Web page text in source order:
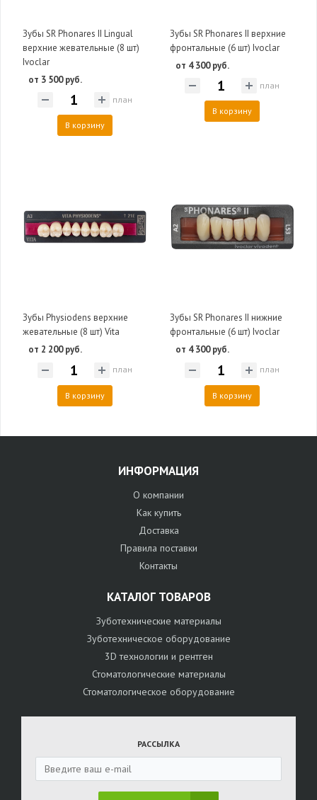
Зубы SR Phonares II Lingual
верхние жевательные (8 шт)
Ivoclar
от 3 500 руб.
план
В корзину
Зубы SR Phonares II верхние
фронтальные (6 шт) Ivoclar
от 4 300 руб.
план
В корзину
Зубы Physiodens верхние
жевательные (8 шт) Vita
от 2 200 руб.
план
В корзину
Зубы SR Phonares II нижние
фронтальные (6 шт) Ivoclar
от 4 300 руб.
план
В корзину
ИНФОРМАЦИЯ
О компании
Как купить
Доставка
Правила поставки
Контакты
КАТАЛОГ ТОВАРОВ
Зуботехнические материалы
Зуботехническое оборудование
3D технологии и рентген
Стоматологические материалы
Стоматологическое оборудование
РАССЫЛКА